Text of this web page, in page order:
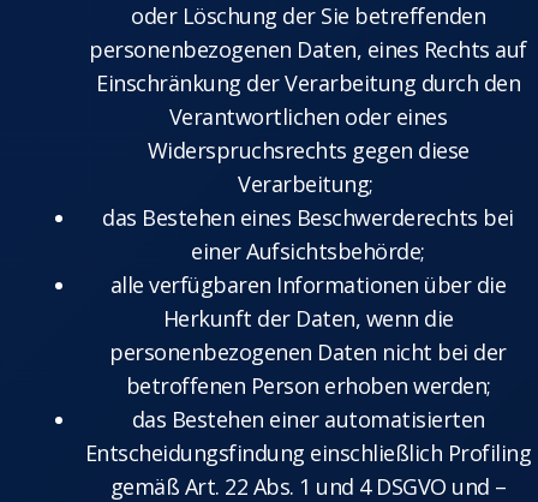
oder Löschung der Sie betreffenden
personenbezogenen Daten, eines Rechts auf
Einschränkung der Verarbeitung durch den
Verantwortlichen oder eines
Widerspruchsrechts gegen diese
Verarbeitung;
das Bestehen eines Beschwerderechts bei
einer Aufsichtsbehörde;
alle verfügbaren Informationen über die
Herkunft der Daten, wenn die
personenbezogenen Daten nicht bei der
betroffenen Person erhoben werden;
das Bestehen einer automatisierten
Entscheidungsfindung einschließlich Profiling
gemäß Art. 22 Abs. 1 und 4 DSGVO und –